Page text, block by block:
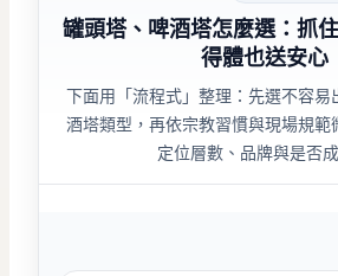
罐頭塔、啤酒塔怎麼選：抓
得體也送安心
下面用「流程式」整理：先選不容易
酒塔類型，再依宗教習慣與現場規範
定位層數、品牌與是否